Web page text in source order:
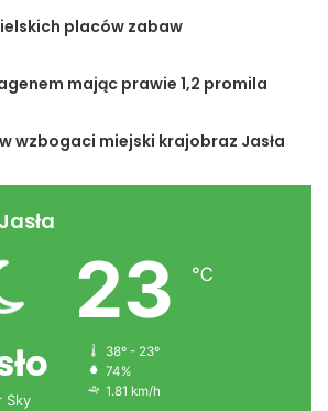
w Nowym Żmigrodzie
powiat Tenis
placów zabaw
mając prawie 1,2 promila
wzbogaci miejski krajobraz Jasła
Sky
23 ℃
38º - 23º
74%
1.81 km/h